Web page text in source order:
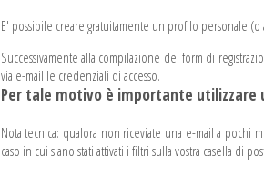
E' possibile creare gratuitamente un profilo personale
Successivamente alla compilazione del form di
via e-mail le credenziali di accesso.
Per tale motivo è importante utilizzare
Nota tecnica: qualora non riceviate una e-mail a pochi
caso in cui siano stati attivati i filtri sulla vostra casella di